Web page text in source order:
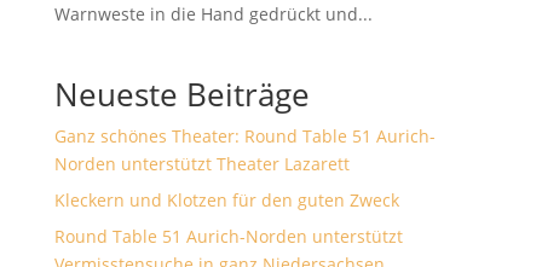
Warnweste in die Hand gedrückt und...
Neueste Beiträge
Ganz schönes Theater: Round Table 51 Aurich-
Norden unterstützt Theater Lazarett
Kleckern und Klotzen für den guten Zweck
Round Table 51 Aurich-Norden unterstützt